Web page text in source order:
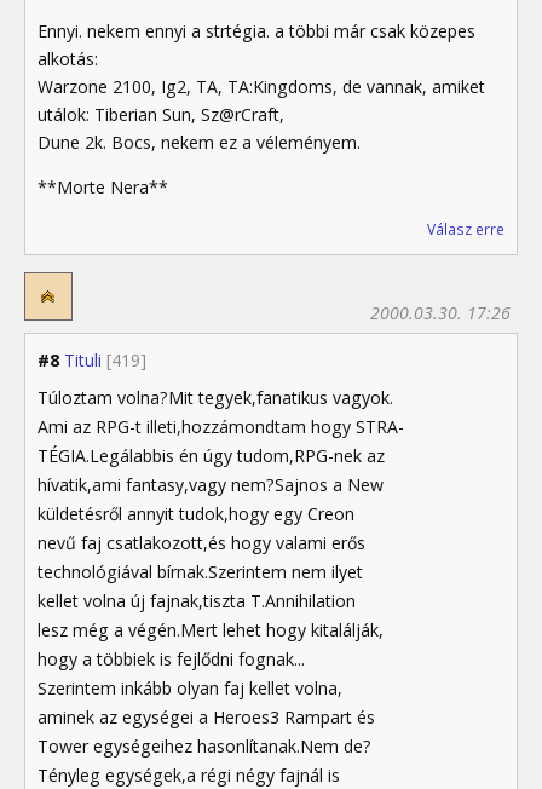
Ennyi. nekem ennyi a strtégia. a többi már csak közepes
alkotás:
Warzone 2100, Ig2, TA, TA:Kingdoms, de vannak, amiket
utálok: Tiberian Sun, Sz@rCraft,
Dune 2k. Bocs, nekem ez a véleményem.
**Morte Nera**
Válasz erre
#8 Tituli [419]
2000.03.30. 17:26
Túloztam volna?Mit tegyek,fanatikus vagyok.
Ami az RPG-t illeti,hozzámondtam hogy STRA-
TÉGIA.Legálabbis én úgy tudom,RPG-nek az
hívatik,ami fantasy,vagy nem?Sajnos a New
küldetésről annyit tudok,hogy egy Creon
nevű faj csatlakozott,és hogy valami erős
technológiával bírnak.Szerintem nem ilyet
kellet volna új fajnak,tiszta T.Annihilation
lesz még a végén.Mert lehet hogy kitalálják,
hogy a többiek is fejlődni fognak...
Szerintem inkább olyan faj kellet volna,
aminek az egységei a Heroes3 Rampart és
Tower egységeihez hasonlítanak.Nem de?
Tényleg egységek,a régi négy fajnál is